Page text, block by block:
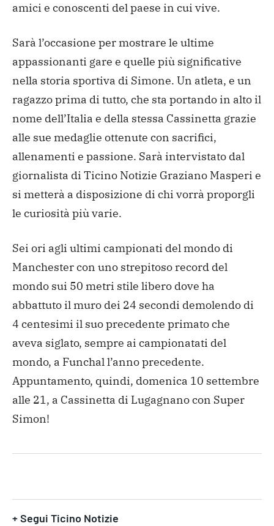
amici e conoscenti del paese in cui vive.
Sarà l’occasione per mostrare le ultime
appassionanti gare e quelle più significative
nella storia sportiva di Simone. Un atleta, e un
ragazzo prima di tutto, che sta portando in alto il
nome dell’Italia e della stessa Cassinetta grazie
alle sue medaglie ottenute con sacrifici,
allenamenti e passione. Sarà intervistato dal
giornalista di Ticino Notizie Graziano Masperi e
si metterà a disposizione di chi vorrà proporgli
le curiosità più varie.
Sei ori agli ultimi campionati del mondo di
Manchester con uno strepitoso record del
mondo sui 50 metri stile libero dove ha
abbattuto il muro dei 24 secondi demolendo di
4 centesimi il suo precedente primato che
aveva siglato, sempre ai campionatati del
mondo, a Funchal l’anno precedente.
Appuntamento, quindi, domenica 10 settembre
alle 21, a Cassinetta di Lugagnano con Super
Simon!
+ Segui Ticino Notizie